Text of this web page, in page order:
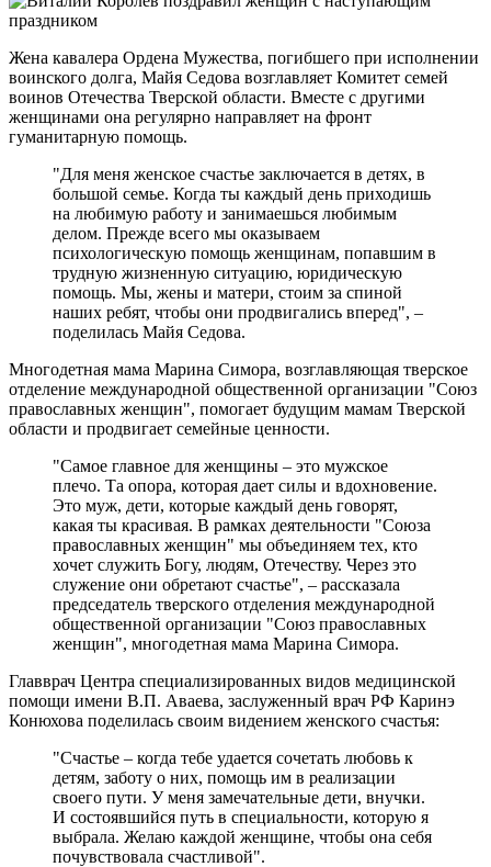
Жена кавалера Ордена Мужества, погибшего при исполнении
воинского долга, Майя Седова возглавляет Комитет семей
воинов Отечества Тверской области. Вместе с другими
женщинами она регулярно направляет на фронт
гуманитарную помощь.
"Для меня женское счастье заключается в детях, в
большой семье. Когда ты каждый день приходишь
на любимую работу и занимаешься любимым
делом. Прежде всего мы оказываем
психологическую помощь женщинам, попавшим в
трудную жизненную ситуацию, юридическую
помощь. Мы, жены и матери, стоим за спиной
наших ребят, чтобы они продвигались вперед", –
поделилась Майя Седова.
Многодетная мама Марина Симора, возглавляющая тверское
отделение международной общественной организации "Союз
православных женщин", помогает будущим мамам Тверской
области и продвигает семейные ценности.
"Самое главное для женщины – это мужское
плечо. Та опора, которая дает силы и вдохновение.
Это муж, дети, которые каждый день говорят,
какая ты красивая. В рамках деятельности "Союза
православных женщин" мы объединяем тех, кто
хочет служить Богу, людям, Отечеству. Через это
служение они обретают счастье", – рассказала
председатель тверского отделения международной
общественной организации "Союз православных
женщин", многодетная мама Марина Симора.
Главврач Центра специализированных видов медицинской
помощи имени В.П. Аваева, заслуженный врач РФ Каринэ
Конюхова поделилась своим видением женского счастья:
"Счастье – когда тебе удается сочетать любовь к
детям, заботу о них, помощь им в реализации
своего пути. У меня замечательные дети, внучки.
И состоявшийся путь в специальности, которую я
выбрала. Желаю каждой женщине, чтобы она себя
почувствовала счастливой".